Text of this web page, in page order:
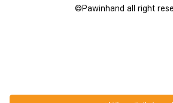
©Pawinhand all right